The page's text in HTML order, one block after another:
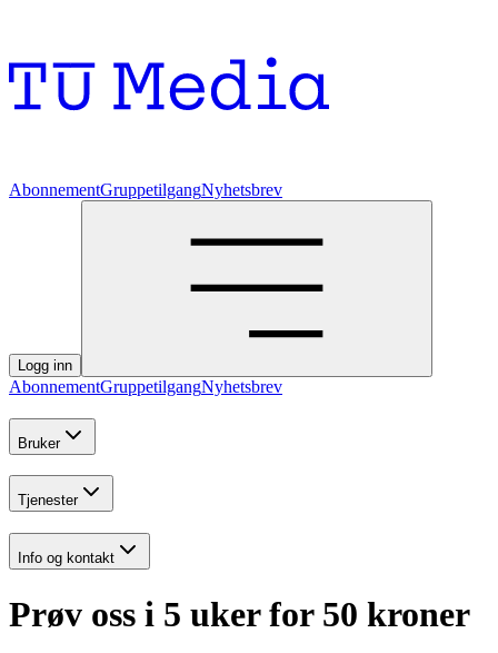
AbonnementGruppetilgangNyhetsbrev
Logg inn
AbonnementGruppetilgangNyhetsbrev
Bruker
Tjenester
Info og kontakt
Prøv oss i 5 uker for 50 kroner